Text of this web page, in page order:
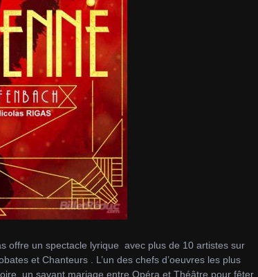
offre un spectacle lyrique avec plus de 10 artistes sur
et Chanteurs . L’un des chefs d’oeuvres les plus
un savant mariage entre Opéra et Théâtre pour fêter